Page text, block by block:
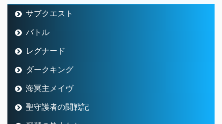
サブクエスト
バトル
レグナード
ダークキング
海冥主メイヴ
聖守護者の闘戦記